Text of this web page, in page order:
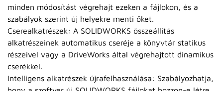
minden módosítást végrehajt ezeken a fájlokon, és a
szabályok szerint új helyekre menti őket.
Cserealkatrészek: A SOLIDWORKS összeállítás
alkatrészeinek automatikus cseréje a könyvtár statikus
részeivel vagy a DriveWorks által végrehajtott dinamikus
cserékkel.
Intelligens alkatrészek újrafelhasználása: Szabályozhatja,